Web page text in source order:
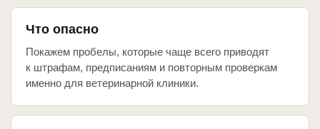
Что опасно
Покажем пробелы, которые чаще всего приводят
к штрафам, предписаниям и повторным проверкам
именно для ветеринарной клиники.